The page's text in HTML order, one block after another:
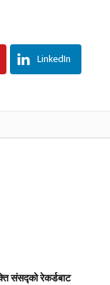
LinkedIn
संसद्को रेकर्डबाट